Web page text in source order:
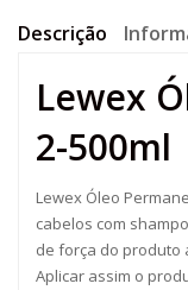
Descrição
Lewex
2-500ml
Lewex Óleo
cabelos com
de força do produto
Aplicar assim o